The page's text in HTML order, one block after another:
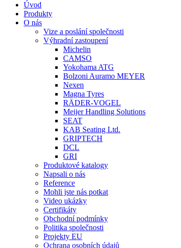
Úvod
Produkty
O nás
Vize a poslání společnosti
Výhradní zastoupení
Michelin
CAMSO
Yokohama ATG
Bolzoni Auramo MEYER
Nexen
Magna Tyres
RÄDER-VOGEL
Meijer Handling Solutions
SEAT
KAB Seating Ltd.
GRIPTECH
DCL
GRI
Produktové katalogy
Napsali o nás
Reference
Mohli jste nás potkat
Video ukázky
Certifikáty
Obchodní podmínky
Politika společnosti
Projekty EU
Ochrana osobních údajů